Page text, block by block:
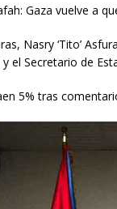
Gaza vuelve a
Nasry ‘Tito’
el Secretario de
5% tras